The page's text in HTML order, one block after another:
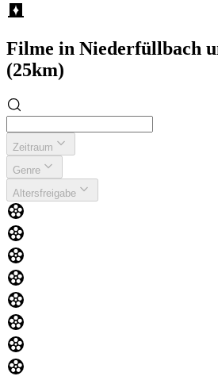
Filme in Niederfüllbach
(25km)
Zeitraum
Genre
Altersfreigabe